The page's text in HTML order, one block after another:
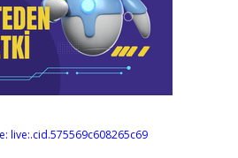
live:.cid.575569c608265c69